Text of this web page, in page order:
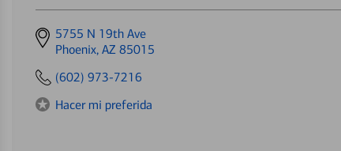
Get
directions
5755 N 19th Ave
Phoenix, AZ 85015
(602) 973-7216
Hacer mi preferida